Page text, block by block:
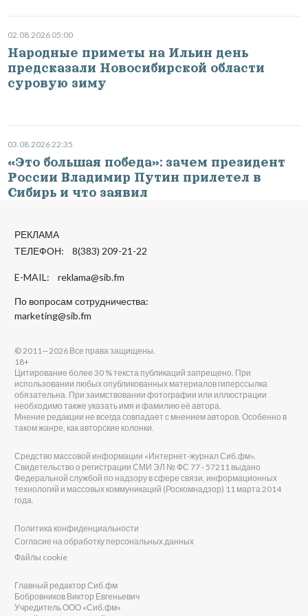
02.08.2026 05:00
Народные приметы на Ильин день
предсказали Новосибирской области
суровую зиму
03.08.2026 22:35
«Это большая победа»: зачем президент
России Владимир Путин прилетел в
Сибирь и что заявил
РЕКЛАМА
ТЕЛЕФОН: 8(383) 209-21-22
E-MAIL: reklama@sib.fm
По вопросам сотрудничества:
marketing@sib.fm
© 2011—2026 Все права защищены.
18+
Цитирование более 30 % текста публикаций запрещено. При
использовании любых опубликованных материалов гиперссылка
обязательна. При заимствовании фотографии или иллюстрации
необходимо также указать имя и фамилию её автора.
Мнение редакции не всегда совпадает с мнением авторов. Особенно в
таком жанре, как авторские колонки.
Средство массовой информации «Интернет-журнал Сиб.фм».
Свидетельство о регистрации СМИ ЭЛ № ФС 77 - 57211 выдано
Федеральной службой по надзору в сфере связи, информационных
технологий и массовых коммуникаций (Роскомнадзор) 11 марта 2014
года.
Политика конфиденциальности
Согласие на обработку персональных данных
Файлы cookie
Главный редактор Сиб.фм
Бобровников Виктор Евгеньевич
Учредитель ООО «Сиб.фм»